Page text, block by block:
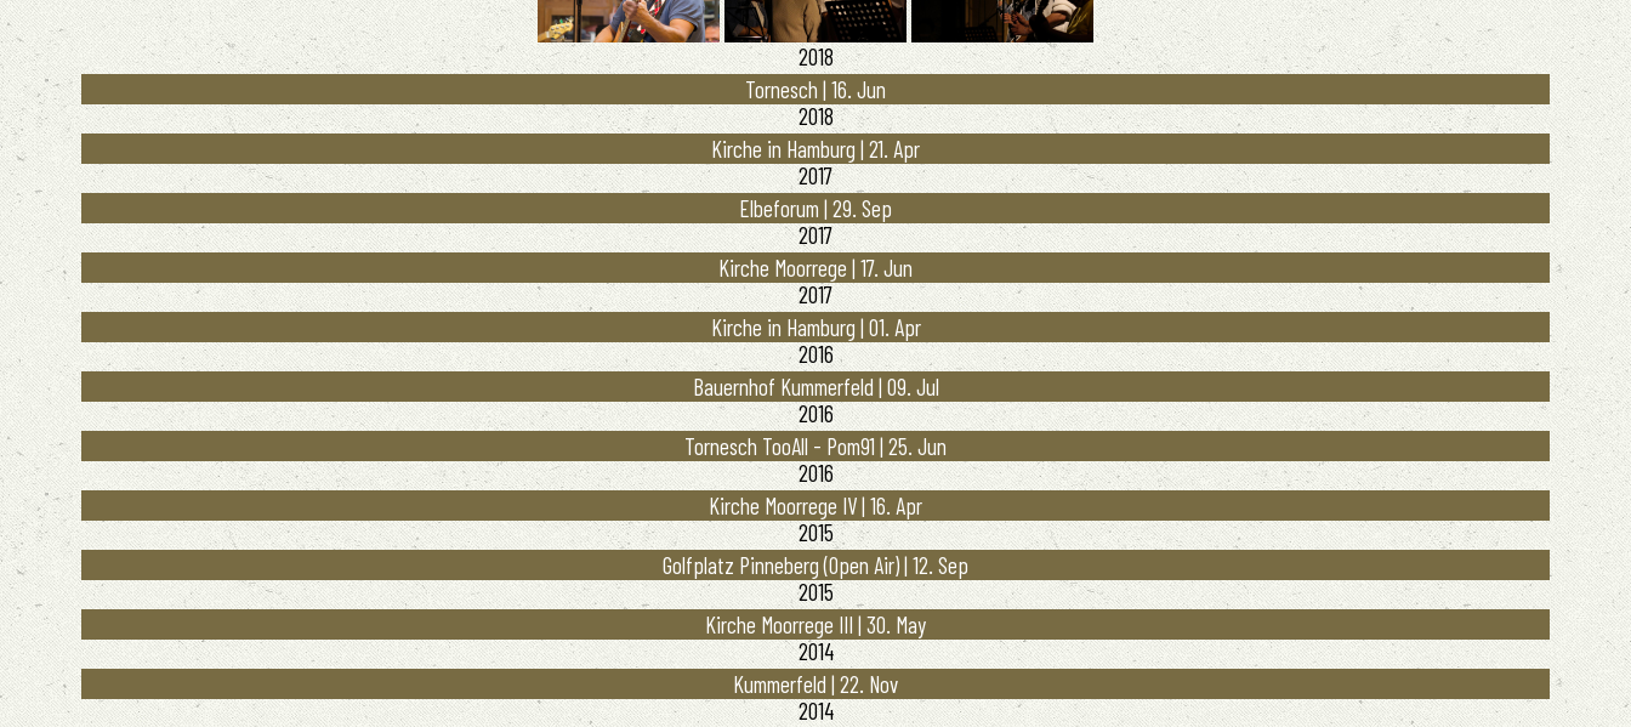
2018
Tornesch | 16. Jun
2018
Kirche in Hamburg | 21. Apr
2017
Elbeforum | 29. Sep
2017
Kirche Moorrege | 17. Jun
2017
Kirche in Hamburg | 01. Apr
2016
Bauernhof Kummerfeld | 09. Jul
2016
Tornesch TooAll - Pom91 | 25. Jun
2016
Kirche Moorrege IV | 16. Apr
2015
Golfplatz Pinneberg (Open Air) | 12. Sep
2015
Kirche Moorrege III | 30. May
2014
Kummerfeld | 22. Nov
2014